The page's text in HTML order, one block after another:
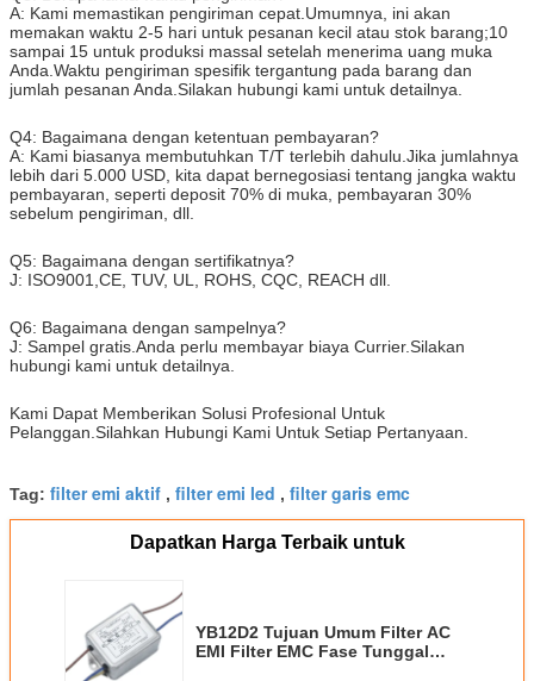
A: Kami memastikan pengiriman cepat.Umumnya, ini akan
memakan waktu 2-5 hari untuk pesanan kecil atau stok barang;10
sampai 15 untuk produksi massal setelah menerima uang muka
Anda.Waktu pengiriman spesifik tergantung pada barang dan
jumlah pesanan Anda.Silakan hubungi kami untuk detailnya.
Q4: Bagaimana dengan ketentuan pembayaran?
A: Kami biasanya membutuhkan T/T terlebih dahulu.Jika jumlahnya
lebih dari 5.000 USD, kita dapat bernegosiasi tentang jangka waktu
pembayaran, seperti deposit 70% di muka, pembayaran 30%
sebelum pengiriman, dll.
Q5: Bagaimana dengan sertifikatnya?
J: ISO9001,CE, TUV, UL, ROHS, CQC, REACH dll.
Q6: Bagaimana dengan sampelnya?
J: Sampel gratis.Anda perlu membayar biaya Currier.Silakan
hubungi kami untuk detailnya.
Kami Dapat Memberikan Solusi Profesional Untuk
Pelanggan.Silahkan Hubungi Kami Untuk Setiap Pertanyaan.
Tag: filter emi aktif , filter emi led , filter garis emc
Dapatkan Harga Terbaik untuk
YB12D2 Tujuan Umum Filter AC
EMI Filter EMC Fase Tunggal